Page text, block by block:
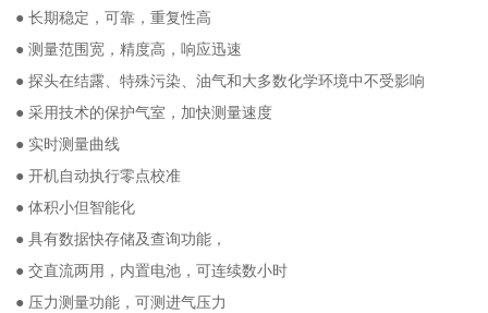
● 长期稳定，可靠，重复性高
● 测量范围宽，精度高，响应迅速
● 探头在结露、特殊污染、油气和大多数化学环境中不受影响
● 采用技术的保护气室，加快测量速度
● 实时测量曲线
● 开机自动执行零点校准
● 体积小但智能化
● 具有数据快存储及查询功能，
● 交直流两用，内置电池，可连续数小时
● 压力测量功能，可测进气压力